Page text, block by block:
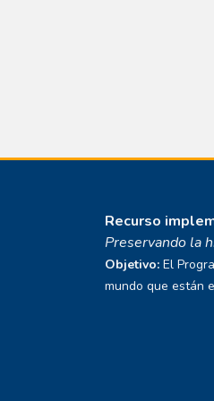
Recurso
Preservando la
Objetivo: El
mundo que están